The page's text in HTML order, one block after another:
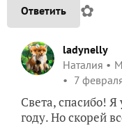
Ответить ✿
ladynelly
Наталия
7
Света, спасибо!
году. Но скорей